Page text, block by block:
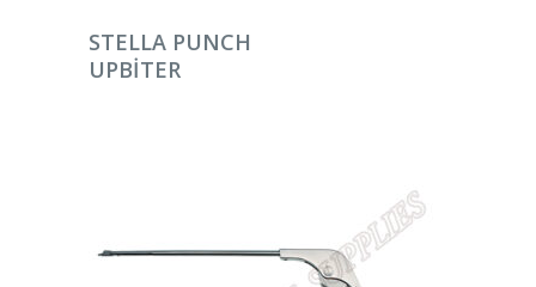
DEVAMINI OKU
STELLA PUNCH
UPBITER